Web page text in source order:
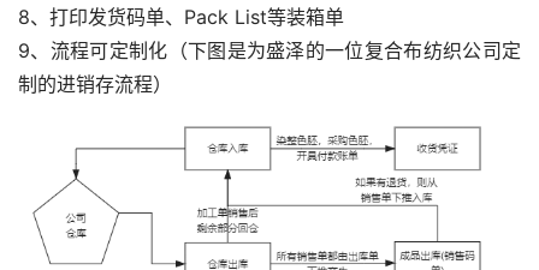
8、打印发货码单、Pack List等装箱单
9、流程可定制化（下图是为盛泽的一位复合布纺织公司定
制的进销存流程）